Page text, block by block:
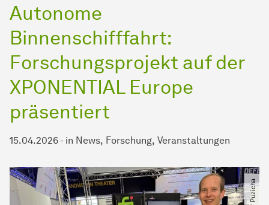
Autonome
Binnenschifffahrt:
Forschungsprojekt auf der
XPONENTIAL Europe
präsentiert
15.04.2026 - in News Forschung Veranstaltungen